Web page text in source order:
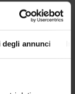
degli annunci